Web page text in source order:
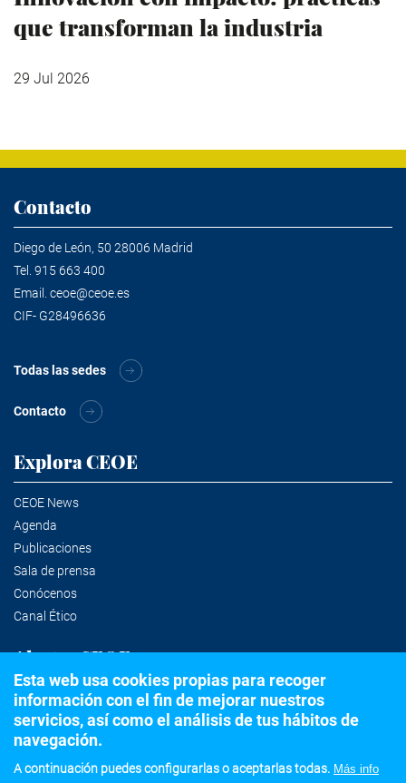
que transforman la industria
29 Jul 2026
Contacto
Diego de León, 50 28006 Madrid
Tel. 915 663 400
Email. ceoe@ceoe.es
CIF- G28496636
Todas las sedes
Contacto
Explora CEOE
CEOE News
Agenda
Publicaciones
Sala de prensa
Conócenos
Canal Ético
Alertas CEOE
Suscríbete a la newsletter
Esta web usa cookies propias para recoger
información con el fin de mejorar nuestros
servicios, así como el análisis de tus hábitos de
navegación.
A continuación puedes configurarlas o aceptarlas todas. Más info